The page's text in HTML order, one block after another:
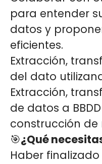
para entender
datos y
eficientes.
Extracción,
del dato
Extracción,
de datos a
construcción
🎯¿Qué
Haber